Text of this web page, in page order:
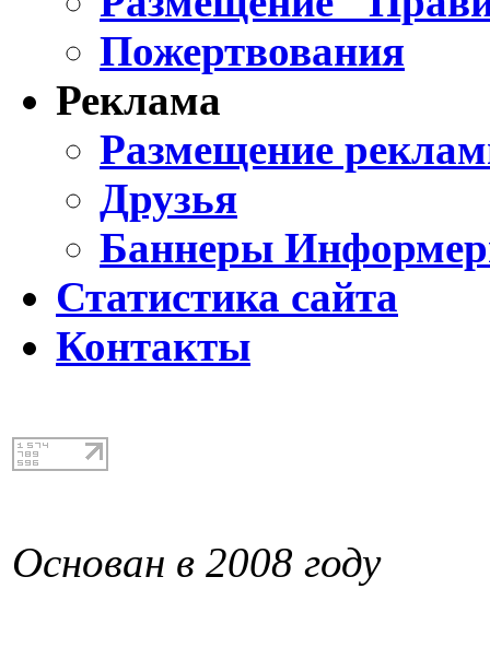
Пожертвования
Реклама
Размещение
Друзья
Баннеры
Статистика сайта
Контакты
Основан в 2008 году